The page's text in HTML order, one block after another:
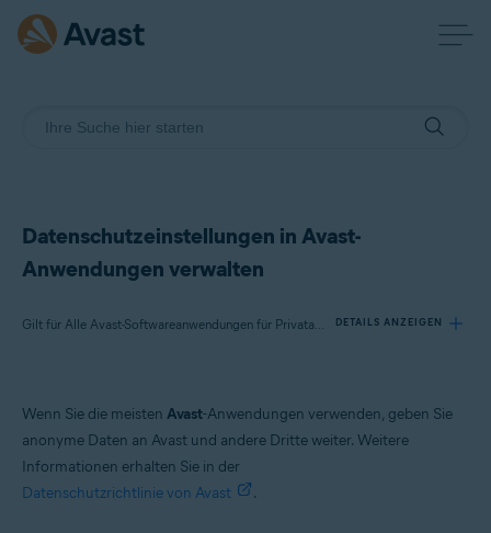
Datenschutzeinstellungen in Avast-
Anwendungen verwalten
Gilt für Alle Avast-Softwareanwendungen für Privatanwender DETAILS ANZEIGEN
Produkte:
Alle Avast-Softwareanwendungen für Privatanwender
Wenn Sie die meisten Avast-Anwendungen verwenden, geben Sie
anonyme Daten an Avast und andere Dritte weiter. Weitere
Informationen erhalten Sie in der
Datenschutzrichtlinie von Avast
.